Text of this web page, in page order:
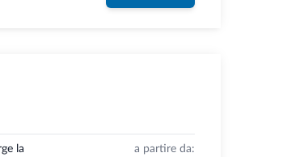
la
a partire da: